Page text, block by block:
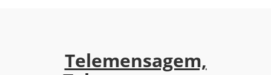
Telemensagem,